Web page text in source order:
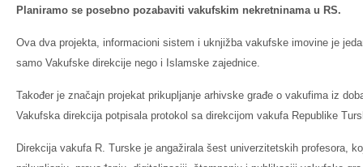
Planiramo se posebno pozabaviti vakufskim nekretninama u RS.
Ova dva projekta, informacioni sistem i uknjižba vakufske imovine je
samo Vakufske direkcije nego i Islamske zajednice.
Također je značajn projekat prikupljanje arhivske građe o vakufima iz
Vakufska direkcija potpisala protokol sa direkcijom vakufa Republike
Direkcija vakufa R. Turske je angažirala šest univerzitetskih profesora,